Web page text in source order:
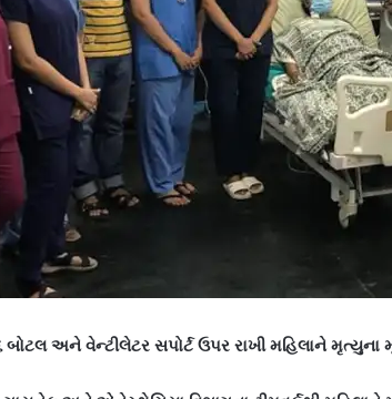
બોટલ અને વેન્ટીલેટર સપોર્ટ ઉપર રાખી મહિલાને મૃત્યુના